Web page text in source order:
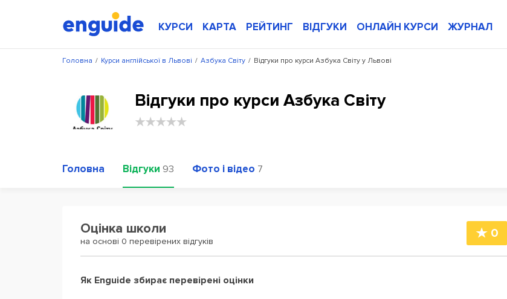
КУРСИ КАРТА РЕЙТИНГ ВІДГУКИ ОНЛАЙН КУРСИ ЖУРНАЛ
/
Головна /
Курси англійської в Львові /
Азбука Світу Відгуки про курси Азбука Світу у Львові
Відгуки про курси Азбука Світу
Головна Відгуки 93 Фото і відео 7
Оцінка школи
на основі 0 перевірених відгуків
0
Як Enguide збирає перевірені оцінки